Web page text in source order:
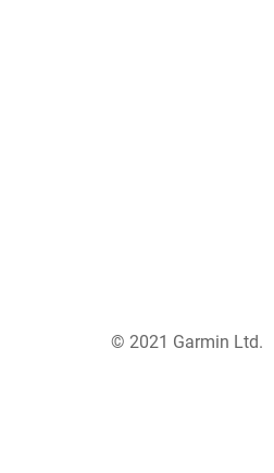
© 2021 Garmin Ltd.